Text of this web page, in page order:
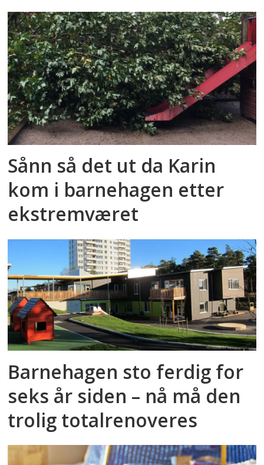
Sånn så det ut da Karin
kom i barnehagen etter
ekstremværet
Barnehagen sto ferdig for
seks år siden – nå må den
trolig totalrenoveres